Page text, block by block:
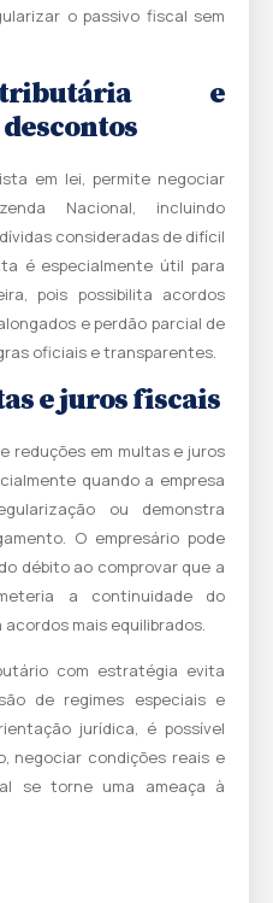
o passivo fiscal sem
e
em lei, permite negociar
Nacional, incluindo
consideradas de difícil
é especialmente útil para
pois possibilita acordos
e perdão parcial de
oficiais e transparentes.
e juros fiscais
reduções em multas e juros
quando a empresa
ou demonstra
O empresário pode
débito ao comprovar que a
a continuidade do
mais equilibrados.
com estratégia evita
de regimes especiais e
jurídica, é possível
negociar condições reais e
se torne uma ameaça à